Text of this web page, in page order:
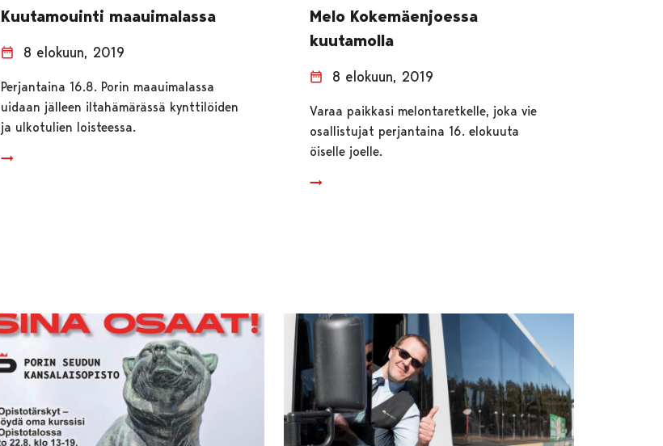
Kuutamouinti maauimalassa
8 elokuun, 2019
Perjantaina 16.8. Porin maauimalassa
uidaan jälleen iltahämärässä kynttilöiden
ja ulkotulien loisteessa.
Melo Kokemäenjoessa
kuutamolla
8 elokuun, 2019
Varaa paikkasi melontaretkelle, joka vie
osallistujat perjantaina 16. elokuuta
öiselle joelle.